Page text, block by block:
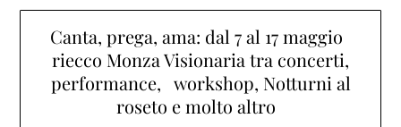
Canta, prega, ama: dal 7 al 17 maggio
riecco Monza Visionaria tra concerti,
performance, workshop, Notturni al
roseto e molto altro